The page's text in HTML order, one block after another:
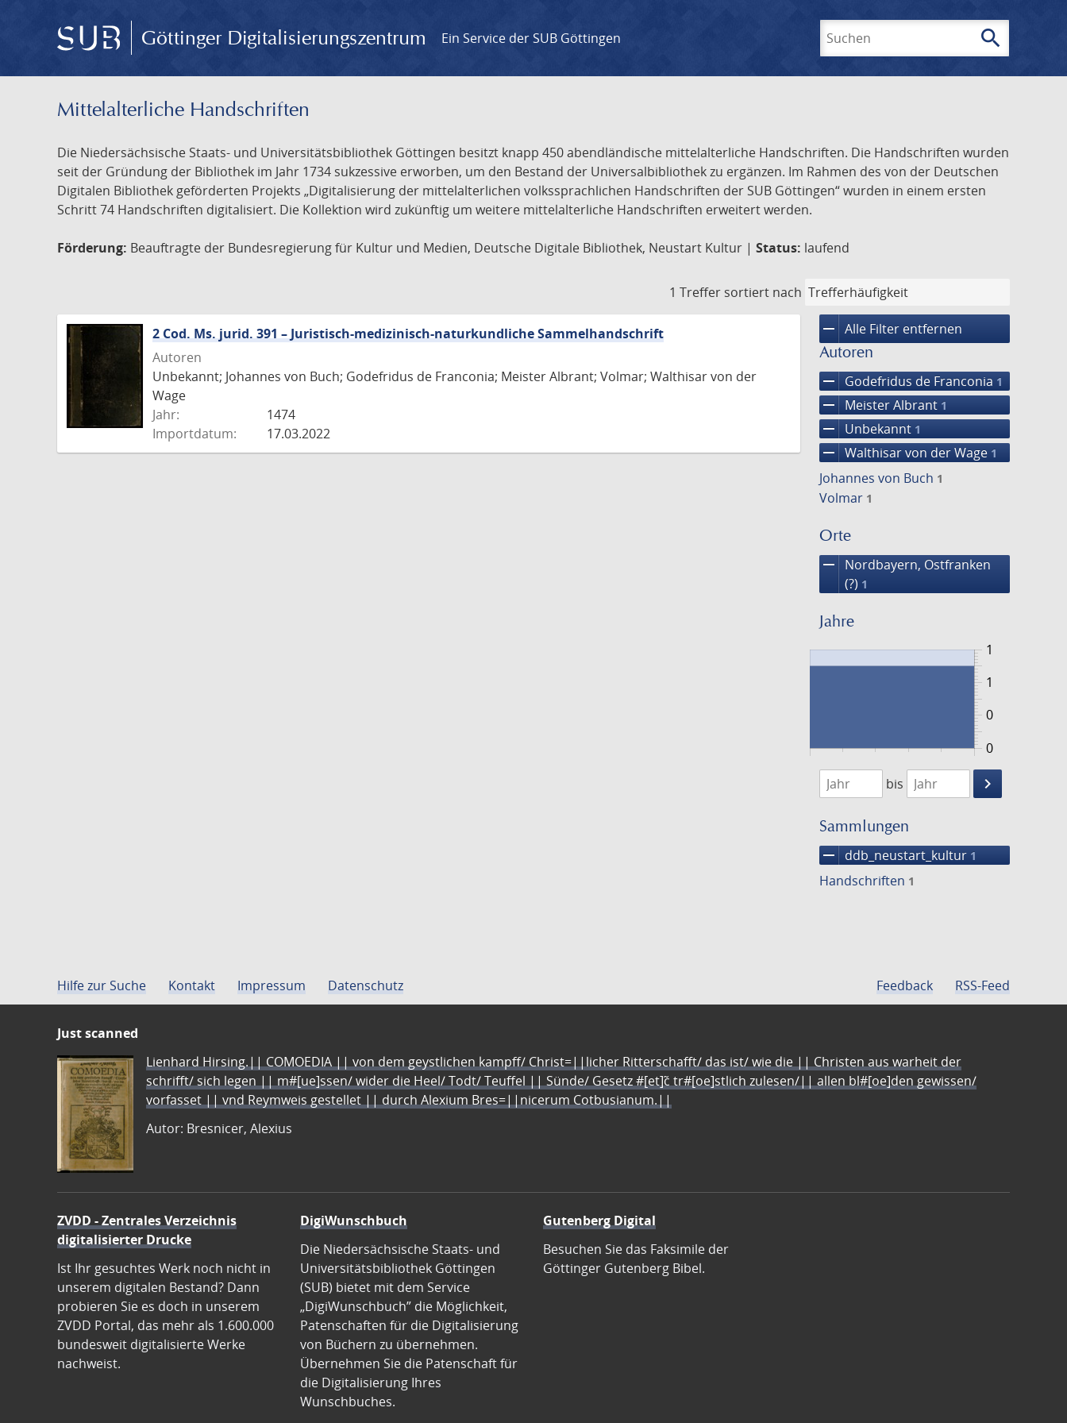
Göttinger Digitalisierungszentrum Ein Service der SUB Göttingen search
Mittelalterliche Handschriften
Die Niedersächsische Staats- und Universitätsbibliothek Göttingen besitzt knapp 450 abendländische mittelalterliche Handschriften. Die Handschriften wurden
seit der Gründung der Bibliothek im Jahr 1734 sukzessive erworben, um den Bestand der Universalbibliothek zu ergänzen. Im Rahmen des von der Deutschen
Digitalen Bibliothek geförderten Projekts „Digitalisierung der mittelalterlichen volkssprachlichen Handschriften der SUB Göttingen“ wurden in einem ersten
Schritt 74 Handschriften digitalisiert. Die Kollektion wird zukünftig um weitere mittelalterliche Handschriften erweitert werden.
Förderung: Beauftragte der Bundesregierung für Kultur und Medien, Deutsche Digitale Bibliothek, Neustart Kultur | Status: laufend
1 Treffer sortiert nach
remove Alle Filter entfernen
Autoren
remove Godefridus de Franconia 1
remove Meister Albrant 1
remove Unbekannt 1
remove Walthisar von der Wage 1
Johannes von Buch 1
Volmar 1
Orte
remove
Nordbayern, Ostfranken
(?) 1
Jahre
0
1
0
1
1474
1475
bis
keyboard_arrow_right
Suche
Sammlungen
remove ddb_neustart_kultur 1
Handschriften 1
2 Cod. Ms. jurid. 391 – Juristisch-medizinisch-naturkundliche Sammelhandschrift
Autoren
Unbekannt; Johannes von Buch; Godefridus de Franconia; Meister Albrant; Volmar; Walthisar von der
Wage
Jahr:
1474
Importdatum:
17.03.2022
Hilfe zur Suche Kontakt Impressum Datenschutz Feedback RSS-Feed
Just scanned
Lienhard Hirsing.|| COMOEDIA || von dem geystlichen kampff/ Christ=||licher Ritterschafft/ das ist/ wie die || Christen aus warheit der
schrifft/ sich legen || m#[ue]ssen/ wider die Heel/ Todt/ Teuffel || Sünde/ Gesetz #[et]c̃ tr#[oe]stlich zulesen/|| allen bl#[oe]den gewissen/
vorfasset || vnd Reymweis gestellet || durch Alexium Bres=||nicerum Cotbusianum.||
Autor: Bresnicer, Alexius
ZVDD - Zentrales Verzeichnis
digitalisierter Drucke
Ist Ihr gesuchtes Werk noch nicht in
unserem digitalen Bestand? Dann
probieren Sie es doch in unserem
ZVDD Portal, das mehr als 1.600.000
bundesweit digitalisierte Werke
nachweist.
DigiWunschbuch
Die Niedersächsische Staats- und
Universitätsbibliothek Göttingen
(SUB) bietet mit dem Service
„DigiWunschbuch” die Möglichkeit,
Patenschaften für die Digitalisierung
von Büchern zu übernehmen.
Übernehmen Sie die Patenschaft für
die Digitalisierung Ihres
Wunschbuches.
Gutenberg Digital
Besuchen Sie das Faksimile der
Göttinger Gutenberg Bibel.